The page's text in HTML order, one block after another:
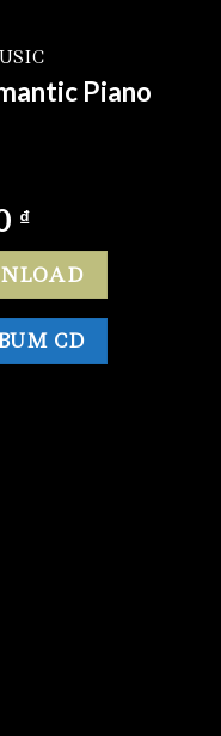
Piano
₫
CD